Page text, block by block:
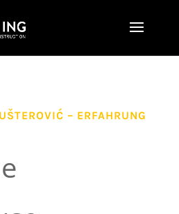
– ERFAHRUNG